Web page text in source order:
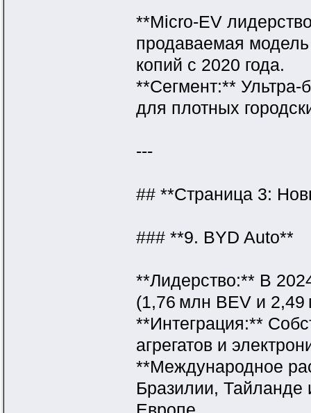
**Micro‑EV
продаваемая
копий с 2020 года.
**Сегмент:**
для плотных
---
## **Страница 3:
### **9. BYD Auto**
**Лидерство:** В
(1,76 млн BEV и 2,49
**Интеграция:**
агрегатов и
**Международное
Бразилии, Тайланде